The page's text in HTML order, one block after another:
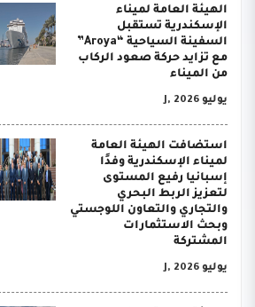
الهيئة العامة لميناء
الإسكندرية تستقبل
السفينة السياحية “Aroya”
مع تزايد حركة صعود الركاب
من الميناء
يوليو J, 2026
استضافت الهيئة العامة
لميناء الإسكندرية وفدًا
إسبانيا رفيع المستوى
لتعزيز الربط البحري
والتجاري والتعاون اللوجستي
وبحث الاستثمارات
المشتركة
يوليو J, 2026